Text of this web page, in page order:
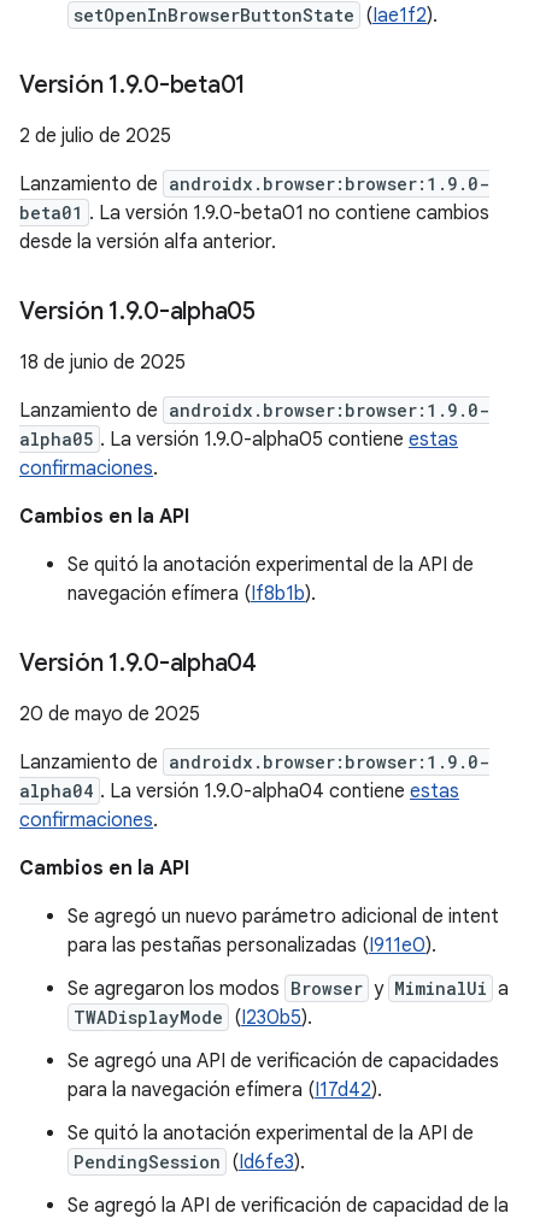
setOpenInBrowserButtonState (Iae1f2).
Versión 1.9.0-beta01
2 de julio de 2025
Lanzamiento de androidx.browser:browser:1.9.0-
beta01 . La versión 1.9.0-beta01 no contiene cambios
desde la versión alfa anterior.
Versión 1.9.0-alpha05
18 de junio de 2025
Lanzamiento de androidx.browser:browser:1.9.0-
alpha05 . La versión 1.9.0-alpha05 contiene estas
confirmaciones.
Cambios en la API
Se quitó la anotación experimental de la API de
navegación efímera (If8b1b).
Versión 1.9.0-alpha04
20 de mayo de 2025
Lanzamiento de androidx.browser:browser:1.9.0-
alpha04 . La versión 1.9.0-alpha04 contiene estas
confirmaciones.
Cambios en la API
Se agregó un nuevo parámetro adicional de intent
para las pestañas personalizadas (I911e0).
Se agregaron los modos Browser y MiminalUi a
TWADisplayMode (I230b5).
Se agregó una API de verificación de capacidades
para la navegación efímera (I17d42).
Se quitó la anotación experimental de la API de
PendingSession (Id6fe3).
Se agregó la API de verificación de capacidad de la